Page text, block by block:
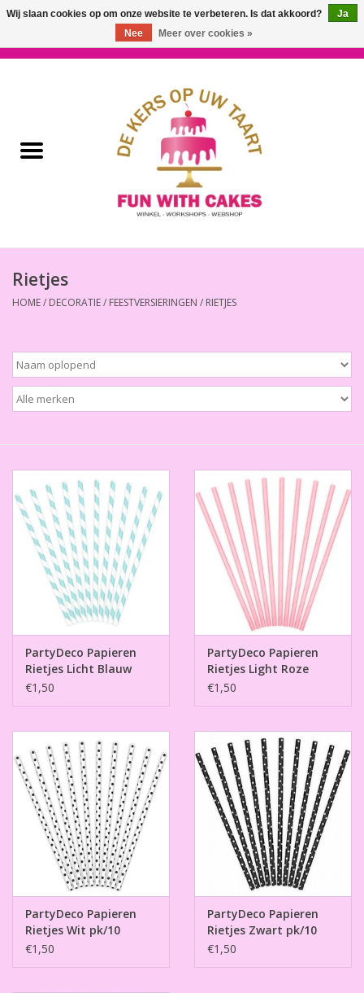
Workshops & Cursussen
Decoreer Gereedschap
Presentatie en Verpakkingen
Thema's
Aanbiedingen
Cindy's Favorieten
Cadeaubonnen
Merken
Rietjes
HOME/ DECORATIE/ FEESTVERSIERINGEN / RIETJES
PartyDeco Papieren
Rietjes Licht Blauw
pk/10
€1,50
PartyDeco Papieren
Rietjes Light Roze
pk/10
€1,50
PartyDeco Papieren
Rietjes Wit pk/10
€1,50
PartyDeco Papieren
Rietjes Zwart pk/10
€1,50
Wij slaan cookies op om onze website te verbeteren. Is dat akkoord?
Ja
Nee
Meer over cookies »